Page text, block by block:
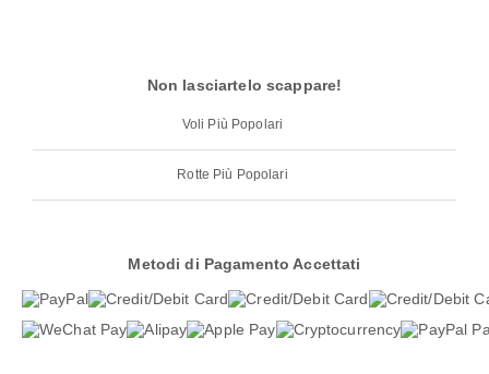
Non lasciartelo scappare!
Voli Più Popolari
Rotte Più Popolari
Metodi di Pagamento Accettati